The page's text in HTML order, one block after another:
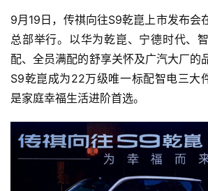
9月19日，传祺向往S9乾崑上市发布会
总部举行。以华为乾崑、宁德时代、
配、全员满配的舒享关怀及广汽大厂的
S9乾崑成为22万级唯一标配智电三大
是家庭幸福生活进阶首选。